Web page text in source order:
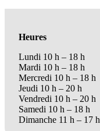
Heures
Lundi 10 h – 18 h
Mardi 10 h – 18 h
Mercredi 10 h – 18 h
Jeudi 10 h – 20 h
Vendredi 10 h – 20 h
Samedi 10 h – 18 h
Dimanche 11 h – 17 h